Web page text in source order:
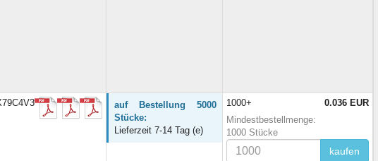
auf Bestellung 5000
Stücke:
Lieferzeit 7-14 Tag (e)
1000+
0.036 EUR
Mindestbestellmenge:
1000 Stücke
kaufen